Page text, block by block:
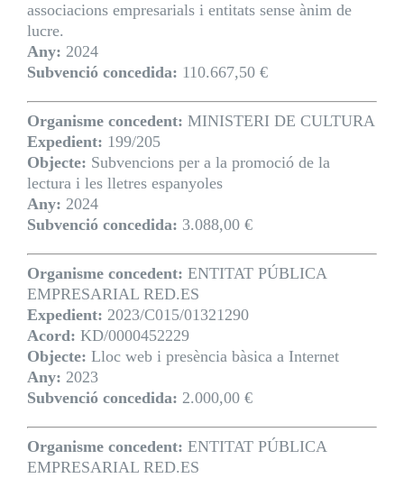
associacions empresarials i entitats sense ànim de
lucre.
Any: 2024
Subvenció concedida: 110.667,50 €
Organisme concedent: MINISTERI DE CULTURA
Expedient: 199/205
Objecte: Subvencions per a la promoció de la
lectura i les lletres espanyoles
Any: 2024
Subvenció concedida: 3.088,00 €
Organisme concedent: ENTITAT PÚBLICA
EMPRESARIAL RED.ES
Expedient: 2023/C015/01321290
Acord: KD/0000452229
Objecte: Lloc web i presència bàsica a Internet
Any: 2023
Subvenció concedida: 2.000,00 €
Organisme concedent: ENTITAT PÚBLICA
EMPRESARIAL RED.ES